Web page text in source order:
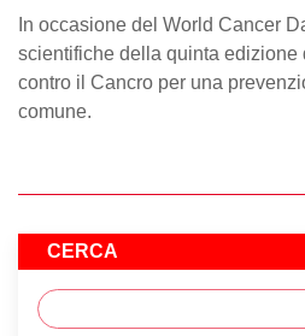
In occasione del World Cancer
scientifiche della quinta edizione
contro il Cancro per una
comune.
CERCA